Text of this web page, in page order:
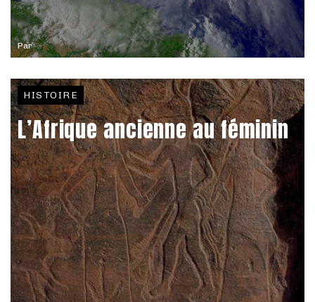
Par
HISTOIRE
L’Afrique ancienne au féminin